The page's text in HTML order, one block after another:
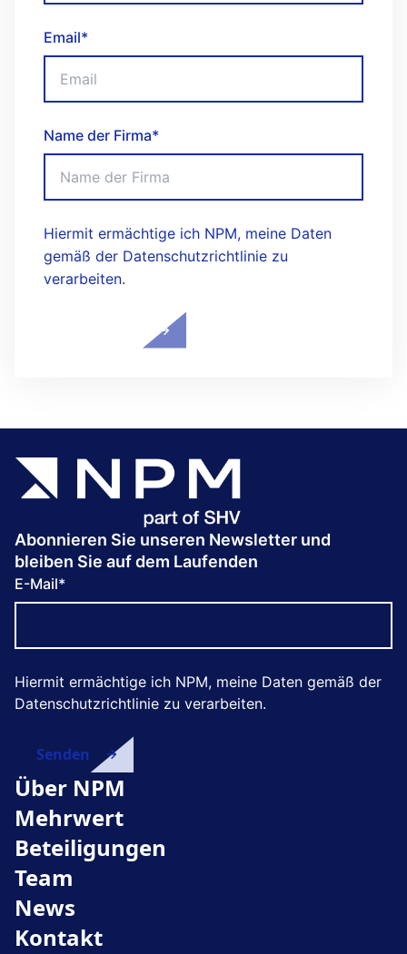
Email*
Name der Firma*
Hiermit ermächtige ich NPM, meine Daten
gemäß der Datenschutzrichtlinie zu
verarbeiten.
Abonnieren Sie unseren Newsletter und
bleiben Sie auf dem Laufenden
E-Mail*
Hiermit ermächtige ich NPM, meine Daten gemäß der
Datenschutzrichtlinie zu verarbeiten.
Über NPM
Mehrwert
Beteiligungen
Team
News
Kontakt